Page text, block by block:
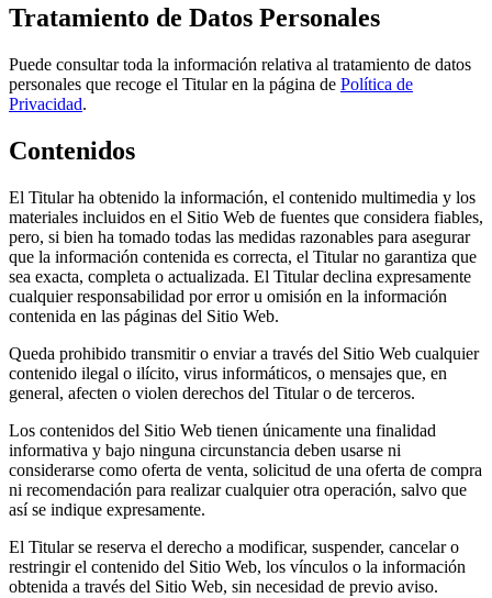
Tratamiento de Datos Personales
Puede consultar toda la información relativa al tratamiento de datos
personales que recoge el Titular en la página de Política de
Privacidad.
Contenidos
El Titular ha obtenido la información, el contenido multimedia y los
materiales incluidos en el Sitio Web de fuentes que considera fiables,
pero, si bien ha tomado todas las medidas razonables para asegurar
que la información contenida es correcta, el Titular no garantiza que
sea exacta, completa o actualizada. El Titular declina expresamente
cualquier responsabilidad por error u omisión en la información
contenida en las páginas del Sitio Web.
Queda prohibido transmitir o enviar a través del Sitio Web cualquier
contenido ilegal o ilícito, virus informáticos, o mensajes que, en
general, afecten o violen derechos del Titular o de terceros.
Los contenidos del Sitio Web tienen únicamente una finalidad
informativa y bajo ninguna circunstancia deben usarse ni
considerarse como oferta de venta, solicitud de una oferta de compra
ni recomendación para realizar cualquier otra operación, salvo que
así se indique expresamente.
El Titular se reserva el derecho a modificar, suspender, cancelar o
restringir el contenido del Sitio Web, los vínculos o la información
obtenida a través del Sitio Web, sin necesidad de previo aviso.